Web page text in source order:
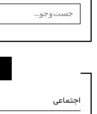
جست‌وجو
برای:
اجتماعی